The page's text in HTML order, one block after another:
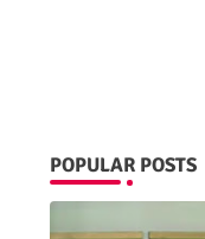
POPULAR POSTS